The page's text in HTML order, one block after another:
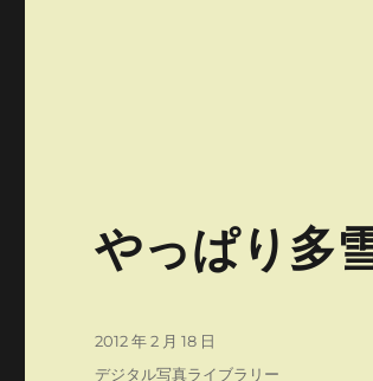
やっぱり多
投
稿
2012 年 2 月 18 日
カ
デジタル写真ライブラリー